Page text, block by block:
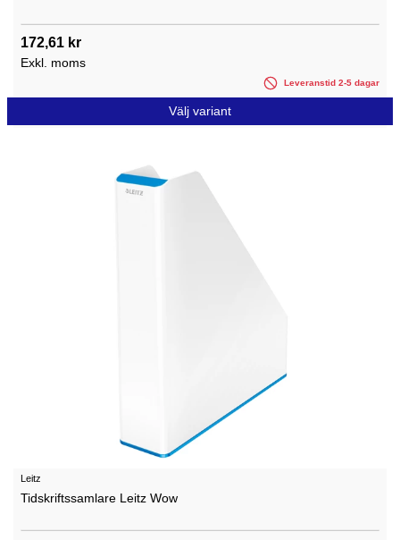
172,61 kr
Exkl. moms
Leveranstid 2-5 dagar
Välj variant
Leitz
Tidskriftssamlare Leitz Wow